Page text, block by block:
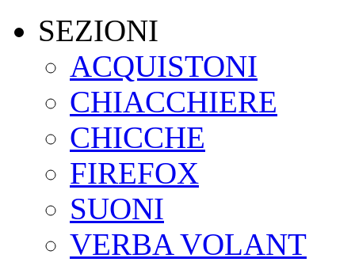
SEZIONI
ACQUISTONI
CHIACCHIERE
CHICCHE
FIREFOX
SUONI
VERBA VOLANT